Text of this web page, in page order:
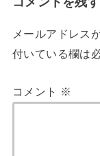
メールアドレス
付いている欄は
コメント ※